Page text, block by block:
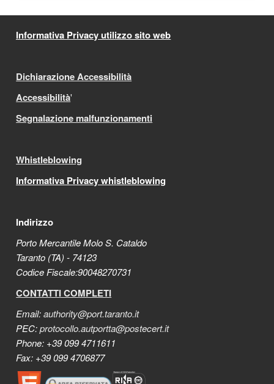
Informativa Privacy utilizzo sito web
Dichiarazione Accessibilità
Accessibilità'
Segnalazione malfunzionamenti
Whistleblowing
Informativa Privacy whistleblowing
Indirizzo
Porto Mercantile Molo S. Cataldo
Taranto (TA) - 74123
Codice Fiscale:90048270731
CONTATTI COMPLETI
Email:authority@port.taranto.it
PEC:protocollo.autportta@postecert.it
Phone: +39 099 4711611
Fax: +39 099 4706877